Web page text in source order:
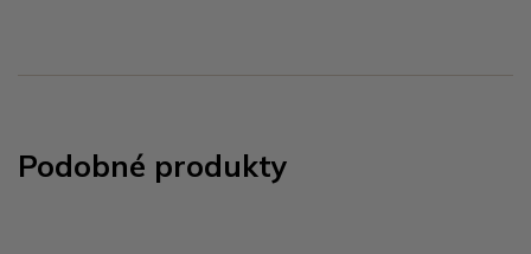
Podobné produkty